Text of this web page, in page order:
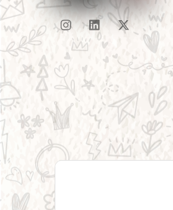
Icon
Icon
label
Icon
label